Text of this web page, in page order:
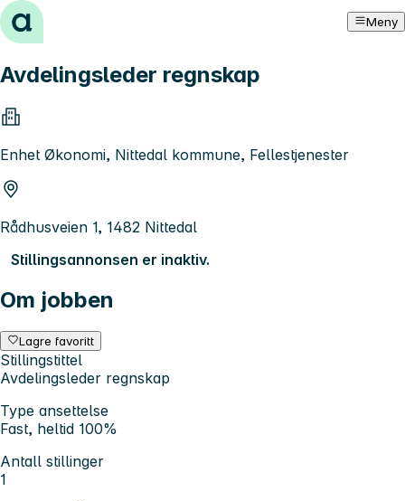
Hopp til innhold Meny
Avdelingsleder regnskap
Enhet Økonomi, Nittedal kommune, Fellestjenester
Rådhusveien 1, 1482 Nittedal
Stillingsannonsen er inaktiv.
Om jobben
Lagre favoritt
Stillingstittel
Avdelingsleder regnskap
Type ansettelse
Fast, heltid 100%
Antall stillinger
1